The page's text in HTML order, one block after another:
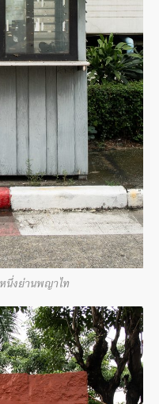
นึ่งย่านพญาไท